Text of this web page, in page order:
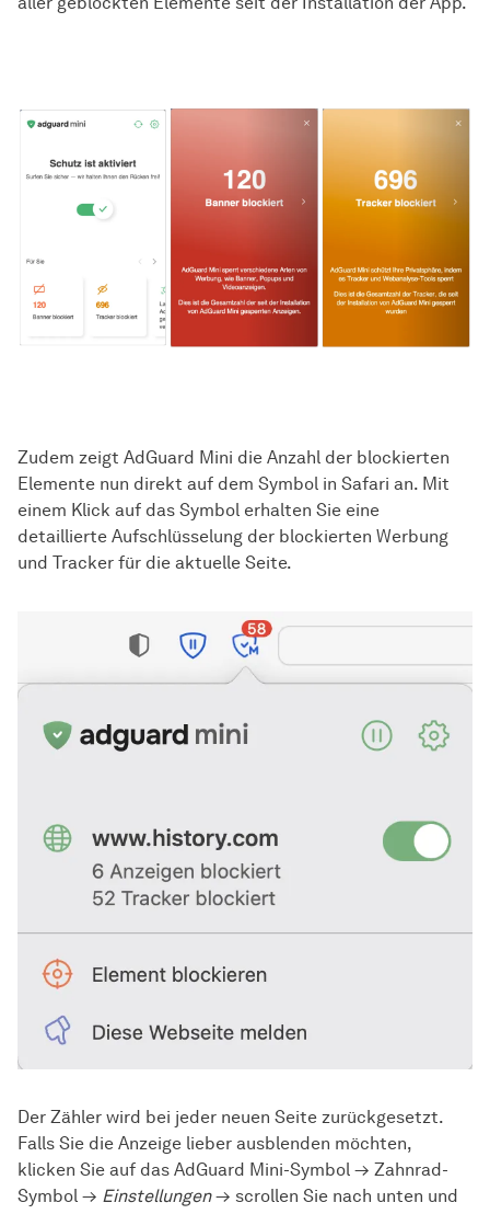
Zudem zeigt AdGuard Mini die Anzahl der blockierten
Elemente nun direkt auf dem Symbol in Safari an. Mit
einem Klick auf das Symbol erhalten Sie eine
detaillierte Aufschlüsselung der blockierten Werbung
und Tracker für die aktuelle Seite.
Der Zähler wird bei jeder neuen Seite zurückgesetzt.
Falls Sie die Anzeige lieber ausblenden möchten,
klicken Sie auf das AdGuard Mini-Symbol → Zahnrad-
Symbol → Einstellungen→ scrollen Sie nach unten und